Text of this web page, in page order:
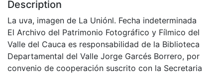
Description
La uva, imagen de La Uniónl. Fecha indeterminada
El Archivo del Patrimonio Fotográfico y Fílmico del
Valle del Cauca es responsabilidad de la Biblioteca
Departamental del Valle Jorge Garcés Borrero, por
convenio de cooperación suscrito con la Secretaria